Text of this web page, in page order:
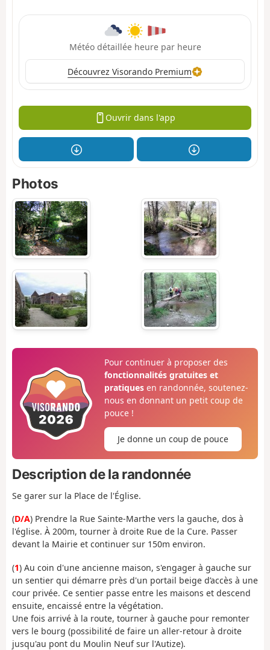
Météo détaillée heure par heure
Découvrez Visorando Premium
Ouvrir dans l'app
Photos
Pour continuer à proposer des
fonctionnalités gratuites et
pratiquesen randonnée, soutenez-
nous en donnant un petit coup de
pouce !
Je donne un coup de pouce
Description de la randonnée
Se garer sur la Place de l'Église.
(D/A) Prendre la Rue Sainte-Marthe vers la gauche, dos à
l'église. À 200m, tourner à droite Rue de la Cure. Passer
devant la Mairie et continuer sur 150m environ.
(1) Au coin d'une ancienne maison, s'engager à gauche sur
un sentier qui démarre près d'un portail beige d’accès à une
cour privée. Ce sentier passe entre les maisons et descend
ensuite, encaissé entre la végétation.
Une fois arrivé à la route, tourner à gauche pour remonter
vers le bourg (possibilité de faire un aller-retour à droite
jusqu'au pont du Moulin Neuf sur l'Autize).